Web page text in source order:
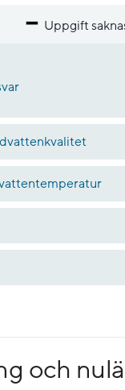
Uppgift
och